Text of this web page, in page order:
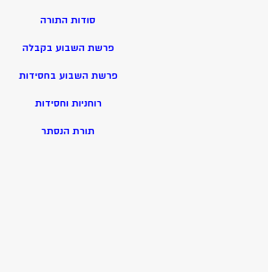
סודות התורה
פרשת השבוע בקבלה
פרשת השבוע בחסידות
רוחניות וחסידות
תורת הנסתר